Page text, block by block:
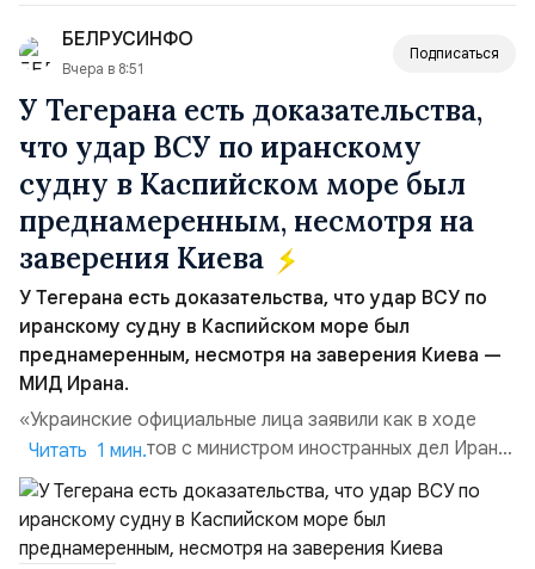
производства и продвижении русского звука.
Компания убеждена, что уважение к с...
БЕЛРУСИНФО
Вчера в 8:51
Подписаться
У Тегерана есть доказательства,
что удар ВСУ по иранскому
судну в Каспийском море был
преднамеренным, несмотря на
заверения Киева
У Тегерана есть доказательства, что удар ВСУ по
иранскому судну в Каспийском море был
преднамеренным, несмотря на заверения Киева —
МИД Ирана.
«Украинские официальные лица заявили как в ходе
прямых контактов с министром иностранных дел Ирана,
так и в сообщениях, направленных Ирану, что эта атака
не была преднамеренной», — заявил официальный
представитель МИД Ирана Эсмаил Багаи на пресс-
конференции в Тегеране 3 августа.Иранская сторона
Читать 1 мин.